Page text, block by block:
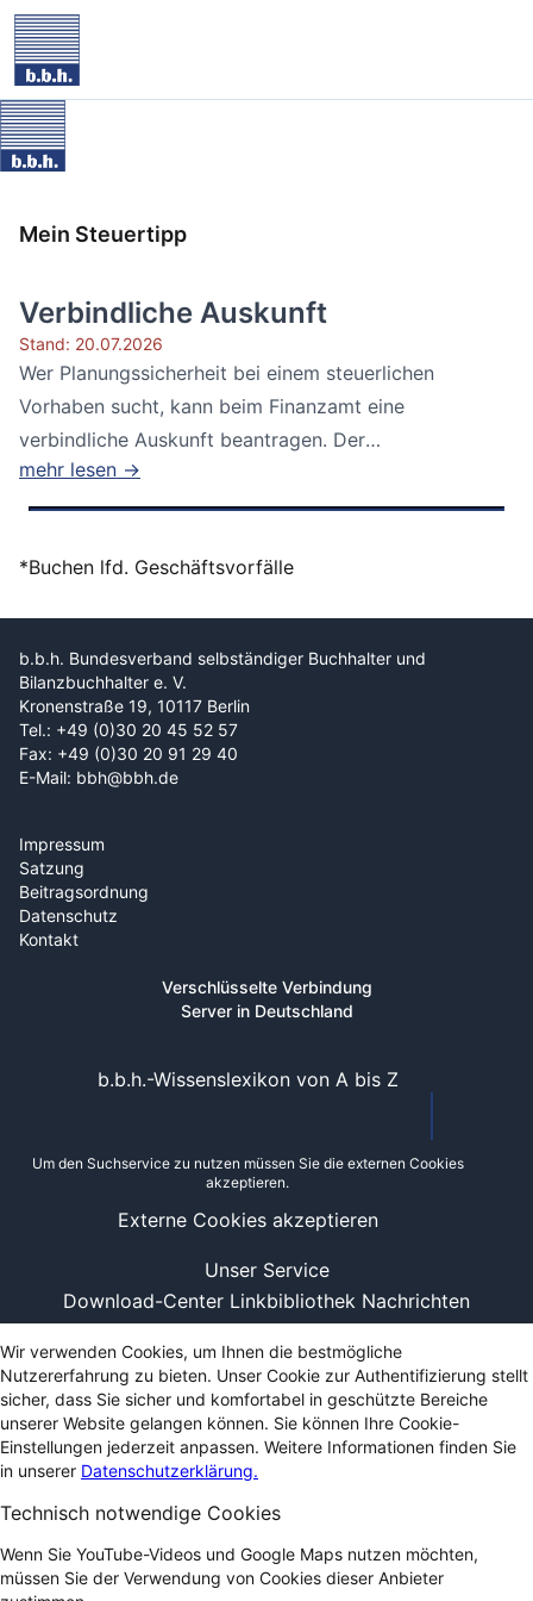
Mein Steuertipp
Verbindliche Auskunft
Stand: 20.07.2026
Wer Planungssicherheit bei einem steuerlichen
Vorhaben sucht, kann beim Finanzamt eine
verbindliche Auskunft beantragen. Der
Bundesfinanzhof...
mehr lesen →
*Buchen lfd. Geschäftsvorfälle
b.b.h. Bundesverband selbständiger Buchhalter und
Bilanzbuchhalter e. V.
Kronenstraße 19, 10117 Berlin
Tel.: +49 (0)30 20 45 52 57
Fax: +49 (0)30 20 91 29 40
E-Mail: bbh@bbh.de
Impressum
Satzung
Beitragsordnung
Datenschutz
Kontakt
Verschlüsselte Verbindung
Server in Deutschland
Unser Service
Download-Center Linkbibliothek Nachrichten
b.b.h.-Wissenslexikon von A bis Z
Um den Suchservice zu nutzen müssen Sie die externen Cookies
akzeptieren.
Externe Cookies akzeptieren
Wir verwenden Cookies, um Ihnen die bestmögliche
Nutzererfahrung zu bieten. Unser Cookie zur Authentifizierung stellt
sicher, dass Sie sicher und komfortabel in geschützte Bereiche
unserer Website gelangen können. Sie können Ihre Cookie-
Einstellungen jederzeit anpassen. Weitere Informationen finden Sie
in unserer Datenschutzerklärung.
Technisch notwendige Cookies
Wenn Sie YouTube-Videos und Google Maps nutzen möchten,
müssen Sie der Verwendung von Cookies dieser Anbieter